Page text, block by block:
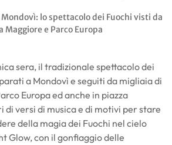
Mondovì: lo spettacolo dei Fuochi visti da
Maggiore e Parco Europa
sera, il tradizionale spettacolo dei
a Mondovì e seguiti da migliaia di
Europa ed anche in piazza
di versi di musica e di motivi per stare
della magia dei Fuochi nel cielo
Glow, con il gonfiaggio delle